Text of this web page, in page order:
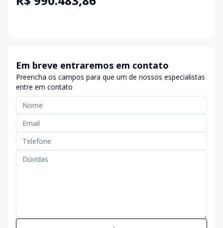
Em breve entraremos em contato
Preencha os campos para que um de nossos especialistas
entre em contato